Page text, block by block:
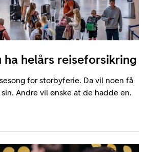
helårs reiseforsikring
for storbyferie. Da vil noen få
Andre vil ønske at de hadde en.